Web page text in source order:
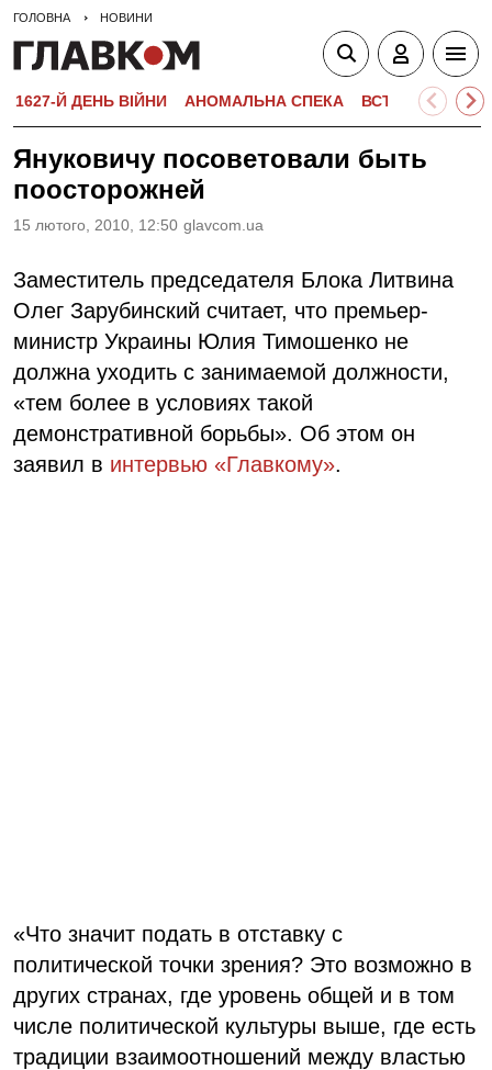
ГОЛОВНА НОВИНИ
1627-Й ДЕНЬ ВІЙНИ АНОМАЛЬНА СПЕКА ВСТУПНА
Януковичу посоветовали быть
поосторожней
15 лютого, 2010, 12:50 glavcom.ua
Заместитель председателя Блока Литвина
Олег Зарубинский считает, что премьер-
министр Украины Юлия Тимошенко не
должна уходить с занимаемой должности,
«тем более в условиях такой
демонстративной борьбы». Об этом он
заявил в интервью «Главкому».
«Что значит подать в отставку с
политической точки зрения? Это возможно в
других странах, где уровень общей и в том
числе политической культуры выше, где есть
традиции взаимоотношений между властью